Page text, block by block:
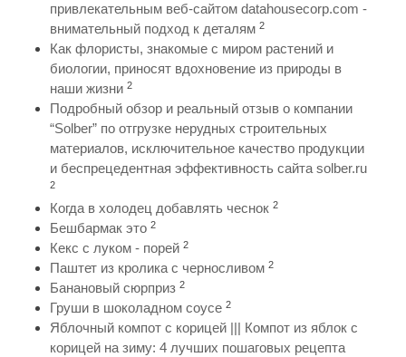
привлекательным веб-сайтом datahousecorp.com -
внимательный подход к деталям 2
Как флористы, знакомые с миром растений и
биологии, приносят вдохновение из природы в
наши жизни 2
Подробный обзор и реальный отзыв о компании
“Solber” по отгрузке нерудных строительных
материалов, исключительное качество продукции
и беспрецедентная эффективность сайта solber.ru
2
Когда в холодец добавлять чеснок 2
Бешбармак это 2
Кекс с луком - порей 2
Паштет из кролика с черносливом 2
Банановый сюрприз 2
Груши в шоколадном соусе 2
Яблочный компот с корицей ||| Компот из яблок с
корицей на зиму: 4 лучших пошаговых рецепта